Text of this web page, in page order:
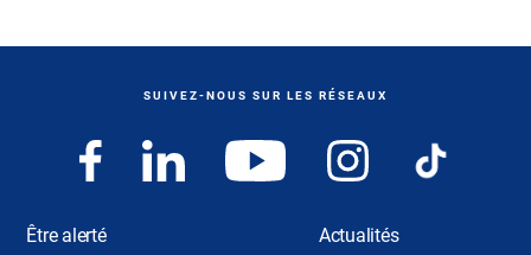
SUIVEZ-NOUS SUR LES RÉSEAUX
Être alerté
Actualités